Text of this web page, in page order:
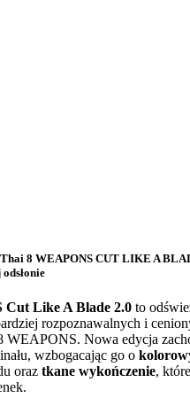
8 WEAPONS CUT LIKE A
Cut Like A Blade 2.0 to
rozpoznawalnych i
WEAPONS. Nowa edycja
wzbogacając go o
oraz tkane wykończenie,